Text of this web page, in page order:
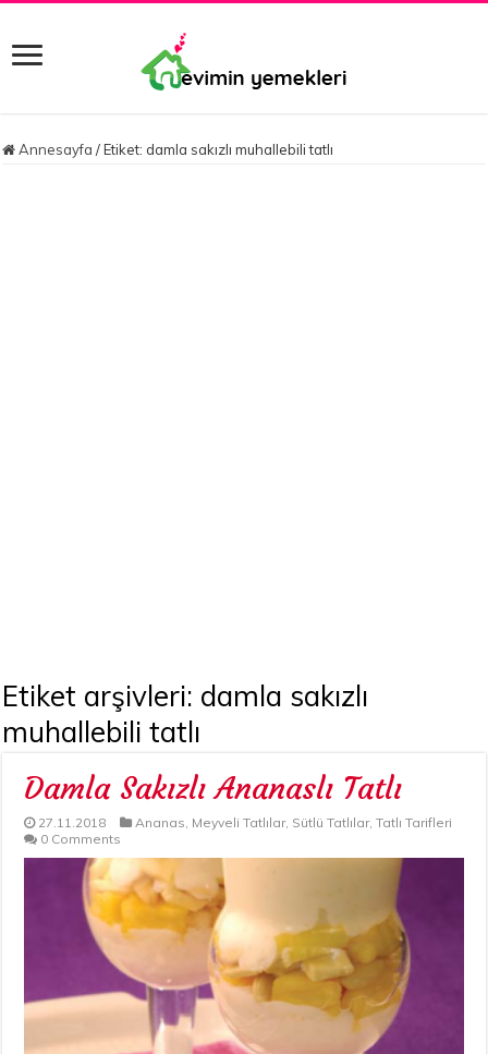
Annesayfa / Etiket: damla sakızlı muhallebili tatlı
Etiket arşivleri: damla sakızlı
muhallebili tatlı
Damla Sakızlı Ananaslı Tatlı
27.11.2018 Ananas, Meyveli Tatlılar, Sütlü Tatlılar,Tatlı Tarifleri
0 Comments